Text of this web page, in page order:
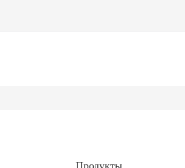
Продукты